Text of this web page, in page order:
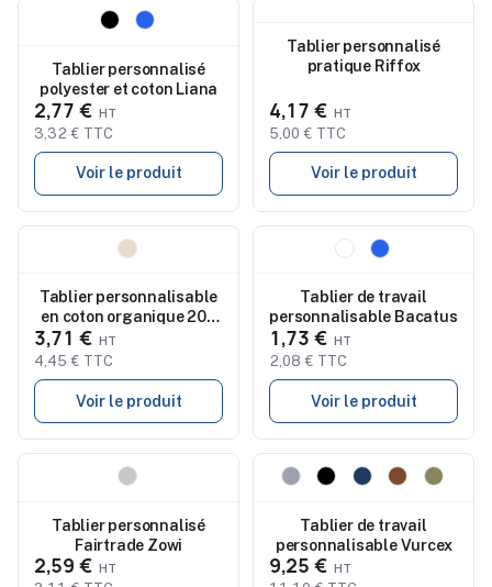
Tablier personnalisé
polyester et coton Liana
2,77 €
3,32 € TTC
Voir le produit
Tablier personnalisé
pratique Riffox
4,17 €
5,00 € TTC
Voir le produit
Tablier personnalisable
en coton organique 200
g/m² RAIPUR
3,71 €
4,45 € TTC
Voir le produit
Tablier de travail
personnalisable Bacatus
1,73 €
2,08 € TTC
Voir le produit
Tablier personnalisé
Fairtrade Zowi
2,59 €
Nouveau
Tablier de travail
personnalisable Vurcex
9,25 €